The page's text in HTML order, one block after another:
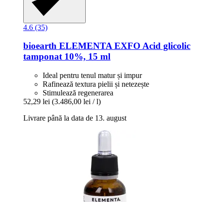
4.6 (35)
bioearth ELEMENTA EXFO Acid glicolic
tamponat 10%, 15 ml
Ideal pentru tenul matur și impur
Rafinează textura pielii și netezește
Stimulează regenerarea
52,29 lei (3.486,00 lei / l)
Livrare până la data de 13. august